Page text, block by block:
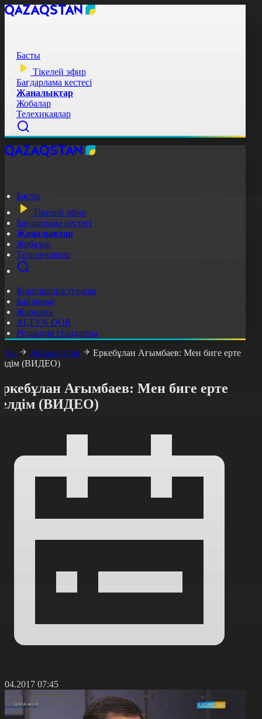
Басты
Тікелей эфир
Бағдарлама кестесі
Жаңалықтар
Жобалар
Телехикаялар
Басты
Тікелей эфир
Бағдарлама кестесі
Жаңалықтар
Жобалар
Телехикаялар
Корпорация туралы
Байланыс
Жарнама
ALTYN QOR
Редакция стандарты
Жаңалықтар
Еркебұлан Ағымбаев: Мен биге ерте
(ВИДЕО)
Ағымбаев: Мен биге ерте
(ВИДЕО)
07:45